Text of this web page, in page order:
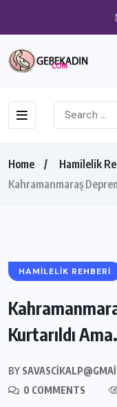
Home
Hamilelik
Kahramanmaraş
HAMILELIK REHBERI
Kurtarıldı
BY
0 COMMENTS